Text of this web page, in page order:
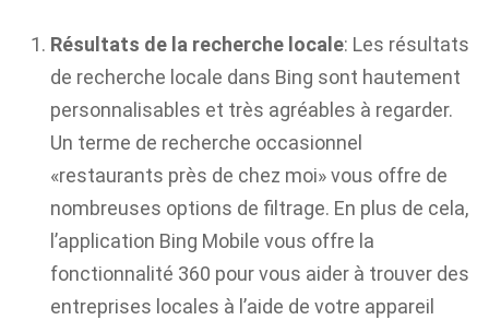
Résultats de la recherche locale: Les résultats
de recherche locale dans Bing sont hautement
personnalisables et très agréables à regarder.
Un terme de recherche occasionnel
«restaurants près de chez moi» vous offre de
nombreuses options de filtrage. En plus de cela,
l’application Bing Mobile vous offre la
fonctionnalité 360 pour vous aider à trouver des
entreprises locales à l’aide de votre appareil